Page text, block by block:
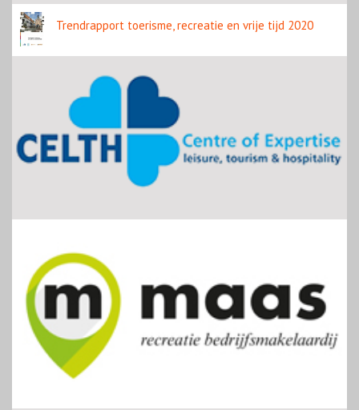
Trendrapport toerisme, recreatie en vrije tijd 2020